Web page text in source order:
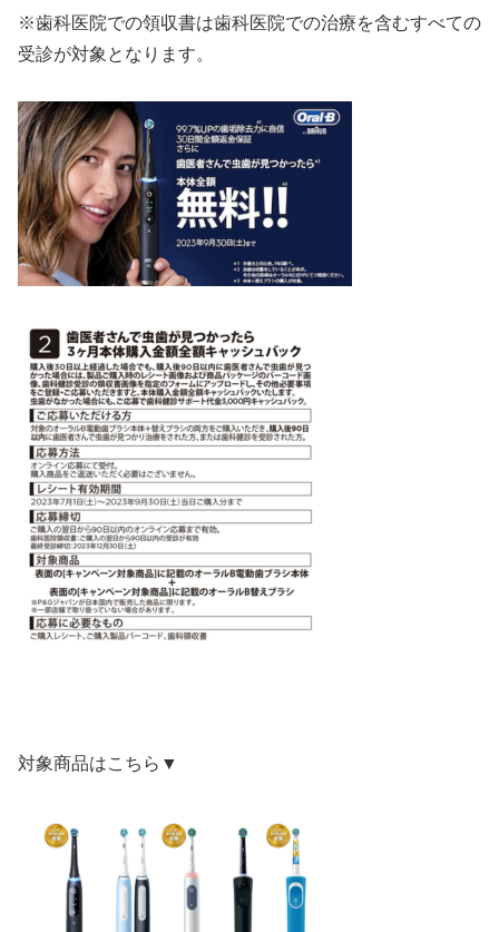
※歯科医院での領収書は歯科医院での治療を含むすべての
受診が対象となります。
対象商品はこちら▼